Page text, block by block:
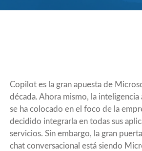
Copilot es la gran apuesta de
década. Ahora mismo, la
se ha colocado en el foco de la
decidido integrarla en todas sus
servicios. Sin embargo, la gran
chat conversacional está siendo